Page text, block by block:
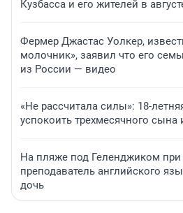
Кузбасса и его жителей в
Фермер Джастас Уолкер,
молочник», заявил что его
из России — видео
«Не рассчитала силы»: 18-
успокоить трехмесячного сына
На пляже под Геленджиком
преподаватель английского
дочь